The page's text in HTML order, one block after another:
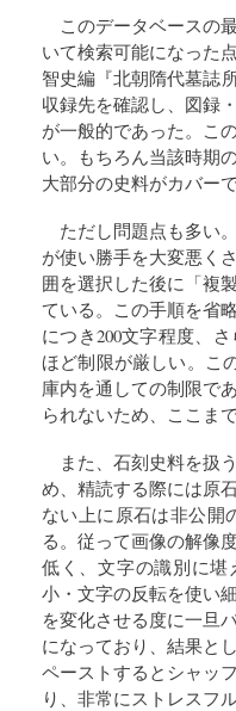
このデータベースの
いて検索可能になった
智史編『北朝隋代墓誌
収録先を確認し、図録
が一般的であった。こ
い。もちろん当該時期
大部分の史料がカバー
ただし問題点も多い
が使い勝手を大変悪く
囲を選択した後に「複
ている。この手順を省
につき200文字程度、
ほど制限が厳しい。こ
庫内を通しての制限で
られないため、ここま
また、石刻史料を扱
め、精読する際には原
ない上に原石は非公開
る。従って画像の解像
低く、文字の識別に堪
小・文字の反転を使い
を変化させる度に一旦
になっており、結果と
ペーストするとシャッ
り、非常にストレスフ